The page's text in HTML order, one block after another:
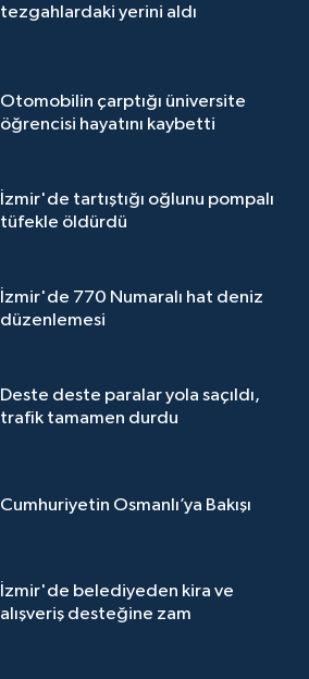
tezgahlardaki yerini aldı
Otomobilin çarptığı üniversite
öğrencisi hayatını kaybetti
İzmir'de tartıştığı oğlunu pompalı
tüfekle öldürdü
İzmir'de 770 Numaralı hat deniz
düzenlemesi
Deste deste paralar yola saçıldı,
trafik tamamen durdu
Cumhuriyetin Osmanlı’ya Bakışı
İzmir'de belediyeden kira ve
alışveriş desteğine zam